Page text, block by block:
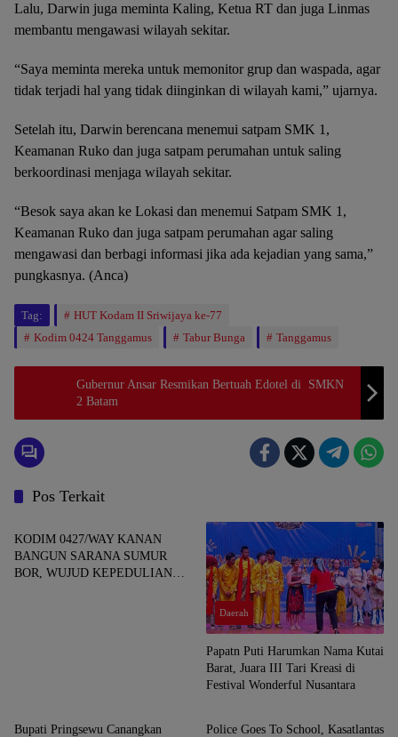
Lalu, Darwin juga meminta Kaling, Ketua RT dan juga Linmas
membantu mengawasi wilayah sekitar.
“Saya meminta mereka untuk memonitor grup dan waspada, agar
tidak terjadi hal yang tidak diinginkan di wilayah kami,” ujarnya.
Setelah itu, Darwin berencana menemui satpam SMK 1,
Keamanan Ruko dan juga satpam perumahan untuk saling
berkoordinasi menjaga wilayah sekitar.
“Besok saya akan ke Lokasi dan menemui Satpam SMK 1,
Keamanan Ruko dan juga satpam perumahan agar saling
mengawasi dan berbagi informasi jika ada kejadian yang sama,”
pungkasnya. (Anca)
Tag:
HUT Kodam II Sriwijaya ke-77
Kodim 0424 Tanggamus
Tabur Bunga Tanggamus
Gubernur Ansar Resmikan Bertuah Edotel di SMKN
2 Batam
Pos Terkait
Daerah
KODIM 0427/WAY KANAN
BANGUN SARANA SUMUR
BOR, WUJUD KEPEDULIAN
Daerah
Papatn Puti Harumkan Nama Kutai
Barat, Juara III Tari Kreasi di
Festival Wonderful Nusantara
Bupati Pringsewu Canangkan
Daerah
Police Goes To School, Kasatlantas